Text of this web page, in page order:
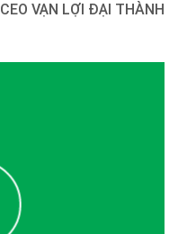
CEO VẠN LỢI ĐẠI THÀNH